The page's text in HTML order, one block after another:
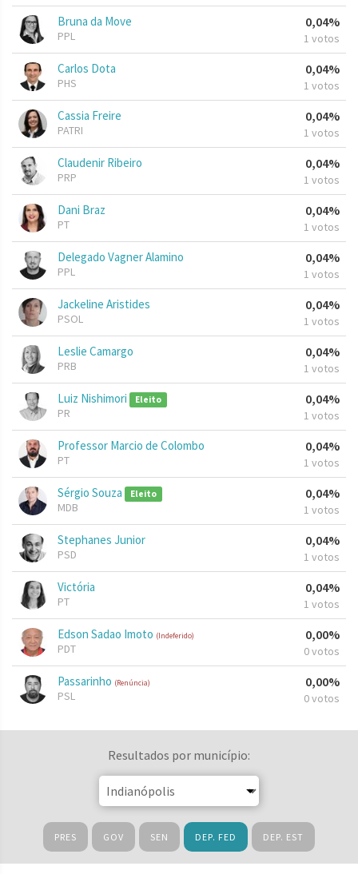
Bruna da Move
PPL
0,04%
1 votos
Carlos Dota
PHS
0,04%
1 votos
Cassia Freire
PATRI
0,04%
1 votos
Claudenir Ribeiro
PRP
0,04%
1 votos
Dani Braz
PT
0,04%
1 votos
Delegado Vagner Alamino
PPL
0,04%
1 votos
Jackeline Aristides
PSOL
0,04%
1 votos
Leslie Camargo
PRB
0,04%
1 votos
Luiz Nishimori Eleito
PR
0,04%
1 votos
Professor Marcio de Colombo
PT
0,04%
1 votos
Sérgio Souza Eleito
MDB
0,04%
1 votos
Stephanes Junior
PSD
0,04%
1 votos
Victória
PT
0,04%
1 votos
Edson Sadao Imoto (Indeferido)
PDT
0,00%
0 votos
Passarinho (Renúncia)
PSL
0,00%
0 votos
Resultados por município:
PRES GOV SEN DEP. FED DEP. EST